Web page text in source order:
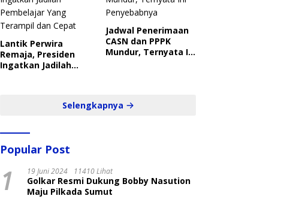
Lantik Perwira
Remaja, Presiden
Ingatkan Jadilah
Jadwal Penerimaan
CASN dan PPPK
Mundur, Ternyata Ini
Selengkapnya
Popular Post
1 19 Juni 2024 11410 Lihat
Golkar Resmi Dukung Bobby Nasution
Maju Pilkada Sumut